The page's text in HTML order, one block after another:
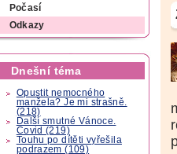
Počasí
Odkazy
Dnešní téma
Opustit nemocného
manžela? Je mi strašně.
(218)
Další smutné Vánoce.
Covid (219)
Touhu po dítěti vyřešila
podrazem (109)